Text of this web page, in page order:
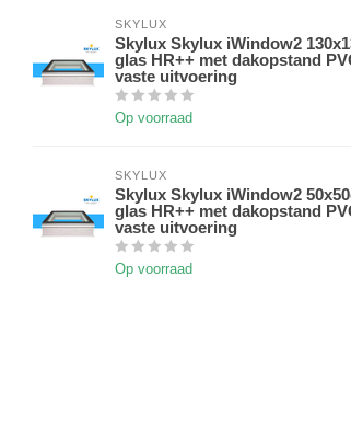
SKYLUX
Skylux Skylux iWindow2
glas HR++ met dakopstand
vaste uitvoering
Op voorraad
SKYLUX
Skylux Skylux iWindow2
glas HR++ met dakopstand
vaste uitvoering
Op voorraad